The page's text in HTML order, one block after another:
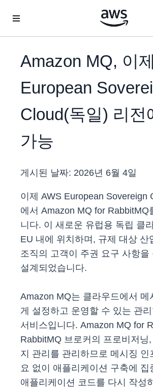
Amazon MQ, 이
European
Cloud(독일) 리전
가능
게시된 날짜: 2026년 6월 4일
이제 AWS European Sovereign
에서 Amazon MQ for RabbitMQ
니다. 이 새로운 유럽용 독립 클
EU 내에 위치하며, 규제 대상 산
조직의 고객이 주권 요구 사항을
설계되었습니다.
Amazon MQ는 클라우드에서 메
게 설정하고 운영할 수 있는 관
서비스입니다. Amazon MQ for
RabbitMQ 브로커의 프로비저닝
지 관리를 관리하므로 메시징 인
요 없이 애플리케이션 구축에 집
애플리케이션 코드를 다시 작성